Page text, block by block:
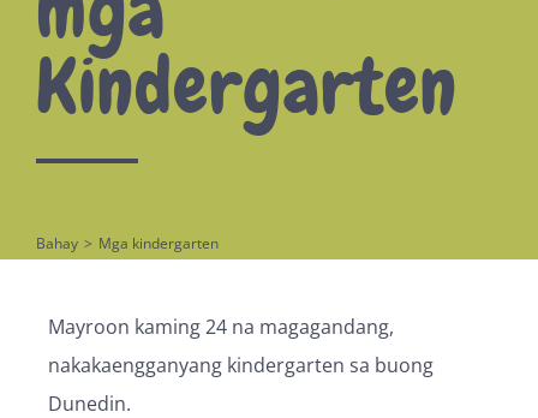
Kindergarten
Bahay > Mga kindergarten
Mayroon kaming 24 na magagandang,
nakakaengganyang kindergarten sa buong
Dunedin.